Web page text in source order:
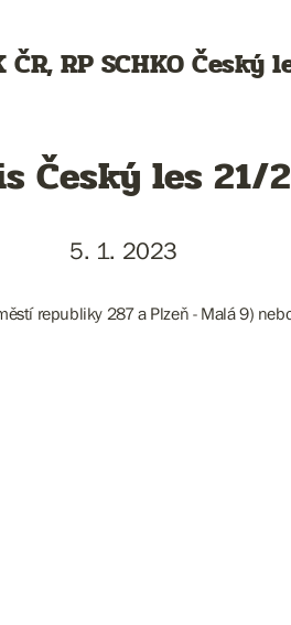
ČR, RP SCHKO Český
Český les 21/
5. 1. 2023
republiky 287 a Plzeň - Malá 9)